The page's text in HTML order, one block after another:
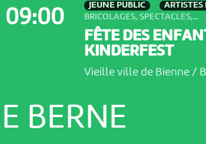
BERNE
09:00
JEUNE PUBLIC
BRICOLAGES, SPECTACLES,...
FÊTE DES
KINDERFEST
Vieille ville de Bienne /